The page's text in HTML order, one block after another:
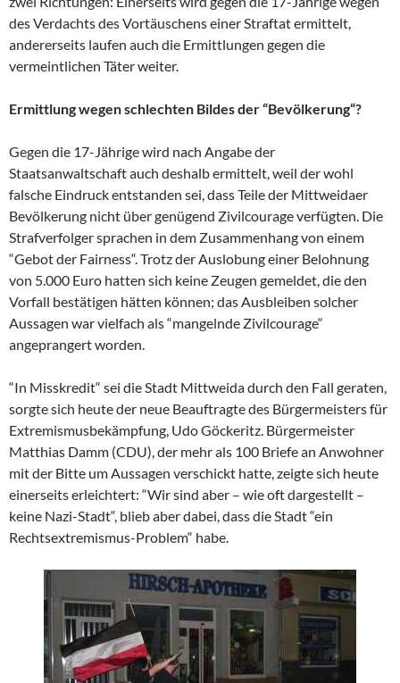
des Verdachts des Vortäuschens einer Straftat ermittelt,
andererseits laufen auch die Ermittlungen gegen die
vermeintlichen Täter weiter.
Ermittlung wegen schlechten Bildes der “Bevölkerung“?
Gegen die 17-Jährige wird nach Angabe der
Staatsanwaltschaft auch deshalb ermittelt, weil der wohl
falsche Eindruck entstanden sei, dass Teile der Mittweidaer
Bevölkerung nicht über genügend Zivilcourage verfügten. Die
Strafverfolger sprachen in dem Zusammenhang von einem
“Gebot der Fairness“. Trotz der Auslobung einer Belohnung
von 5.000 Euro hatten sich keine Zeugen gemeldet, die den
Vorfall bestätigen hätten können; das Ausbleiben solcher
Aussagen war vielfach als “mangelnde Zivilcourage“
angeprangert worden.
“In Misskredit“ sei die Stadt Mittweida durch den Fall geraten,
sorgte sich heute der neue Beauftragte des Bürgermeisters für
Extremismusbekämpfung, Udo Göckeritz. Bürgermeister
Matthias Damm (CDU), der mehr als 100 Briefe an Anwohner
mit der Bitte um Aussagen verschickt hatte, zeigte sich heute
einerseits erleichtert: “Wir sind aber – wie oft dargestellt –
keine Nazi-Stadt“, blieb aber dabei, dass die Stadt “ein
Rechtsextremismus-Problem“ habe.